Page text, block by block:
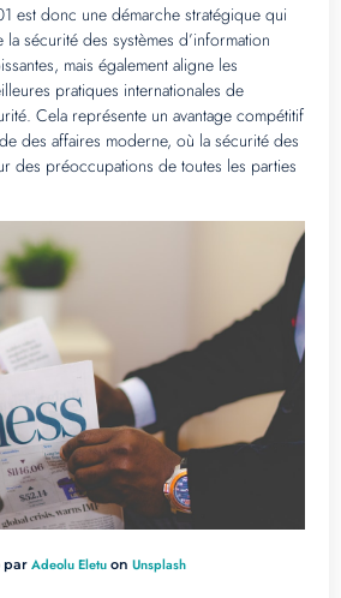
est donc une démarche stratégique qui
sécurité des systèmes d’information
mais également aligne les
pratiques internationales de
Cela représente un avantage compétitif
des affaires moderne, où la sécurité des
des préoccupations de toutes les parties
par Adeolu Eletu on Unsplash